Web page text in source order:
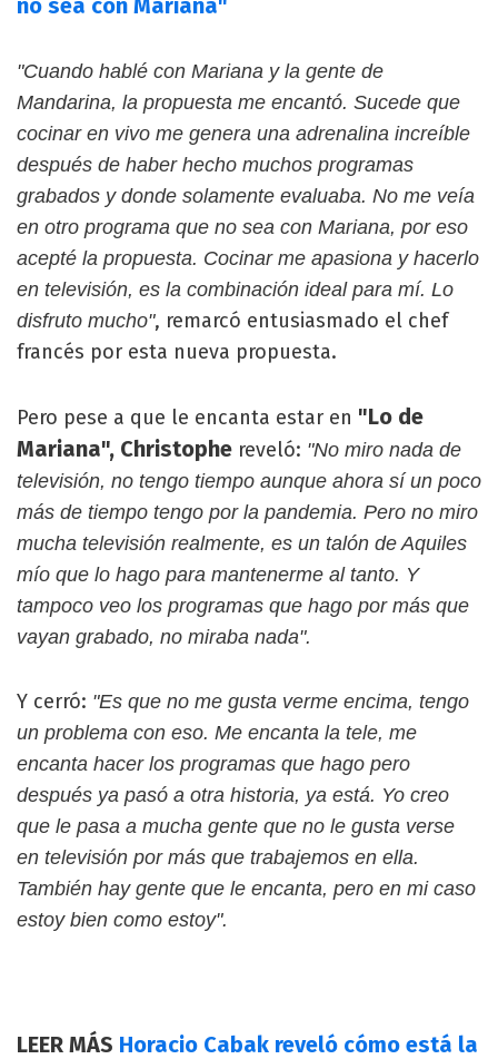
"Cuando hablé con Mariana y la gente de
Mandarina, la propuesta me encantó. Sucede que
cocinar en vivo me genera una adrenalina increíble
después de haber hecho muchos programas
grabados y donde solamente evaluaba. No me veía
en otro programa que no sea con Mariana, por eso
acepté la propuesta. Cocinar me apasiona y hacerlo
en televisión, es la combinación ideal para mí. Lo
disfruto mucho", remarcó entusiasmado el chef
francés por esta nueva propuesta.
Pero pese a que le encanta estar en "Lo de
Mariana", Christophe reveló: "No miro nada de
televisión, no tengo tiempo aunque ahora sí un poco
más de tiempo tengo por la pandemia. Pero no miro
mucha televisión realmente, es un talón de Aquiles
mío que lo hago para mantenerme al tanto. Y
tampoco veo los programas que hago por más que
vayan grabado, no miraba nada".
Y cerró: "Es que no me gusta verme encima, tengo
un problema con eso. Me encanta la tele, me
encanta hacer los programas que hago pero
después ya pasó a otra historia, ya está. Yo creo
que le pasa a mucha gente que no le gusta verse
en televisión por más que trabajemos en ella.
También hay gente que le encanta, pero en mi caso
estoy bien como estoy".
LEER MÁS Horacio Cabak reveló cómo está la